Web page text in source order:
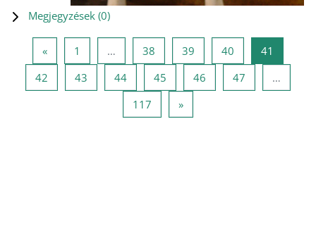
Megjegyzések (0)
«Előző oldal
1 … 38 38 oldal
39 39 oldal
40 40 oldal
41
42 42 oldal
43 43 oldal
4444 oldal
45 45 oldal
46 46 oldal
47
…
117 117 oldal
»Következő oldal